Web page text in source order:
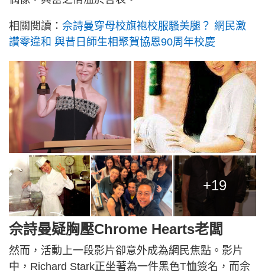
相關閱讀： 佘詩曼穿母校旗袍校服騷美腿？ 網民激
讚零違和 與昔日師生相聚賀協恩90周年校慶
+19
佘詩曼疑胸壓Chrome Hearts老闆
然而，活動上一段影片卻意外成為網民焦點。影片
中，Richard Stark正坐著為一件黑色T恤簽名，而佘